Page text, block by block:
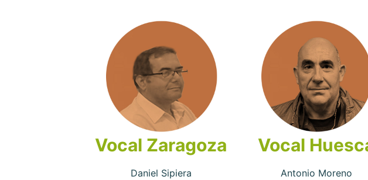
Vocal Zaragoza
Daniel Sipiera
Vocal
Antonio Moreno